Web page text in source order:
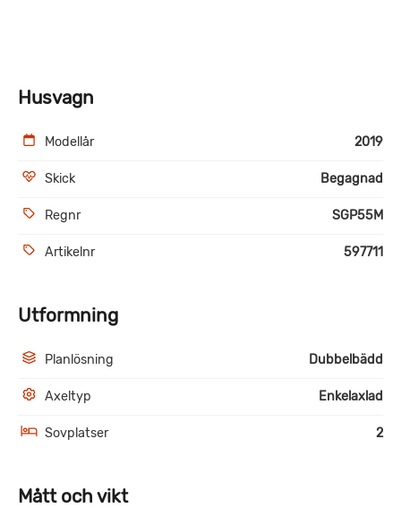
Husvagn
Modellår 2019
Skick Begagnad
Regnr SGP55M
Artikelnr 597711
Utformning
Planlösning Dubbelbädd
Axeltyp Enkelaxlad
Sovplatser 2
Mått och vikt